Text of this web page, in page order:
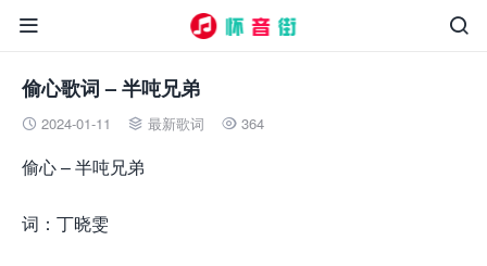


偷心歌词 – 半吨兄弟
 2024-01-11  最新歌词  364
偷心 – 半吨兄弟
词：丁晓雯